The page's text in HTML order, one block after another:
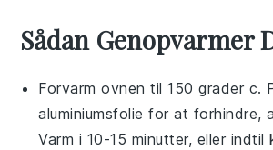
Sådan Genopvarmer
Forvarm ovnen til 150 grader c.
aluminiumsfolie for at forhindre,
Varm i 10-15 minutter, eller indtil